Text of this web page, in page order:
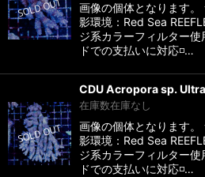
画像の個体となります
影環境：Red Sea
ジ系カラーフィルター使
ドでの支払いに対応◽…
CDU Acropora sp.
在庫数在庫なし
画像の個体となります
影環境：Red Sea
ジ系カラーフィルター使
ドでの支払いに対応◽…